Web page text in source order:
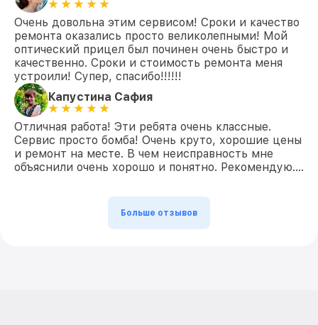
Очень довольна этим сервисом! Сроки и качество
ремонта оказались просто великолепными! Мой
оптический прицел был починен очень быстро и
качественно. Сроки и стоимость ремонта меня
устроили! Супер, спасибо!!!!!!
Капустина Сафия
Отличная работа! Эти ребята очень классные.
Сервис просто бомба! Очень круто, хорошие цены
и ремонт на месте. В чем неисправность мне
объяснили очень хорошо и понятно. Рекомендую….
Больше отзывов